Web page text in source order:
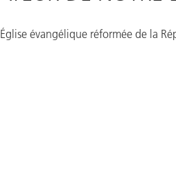
évangélique réformée de la